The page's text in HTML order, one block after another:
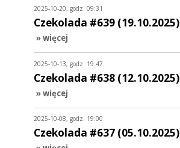
2025-10-20, godz. 09:31
Czekolada #639 (19.10.2025)
» więcej
2025-10-13, godz. 19:47
Czekolada #638 (12.10.2025)
» więcej
2025-10-08, godz. 19:00
Czekolada #637 (05.10.2025)